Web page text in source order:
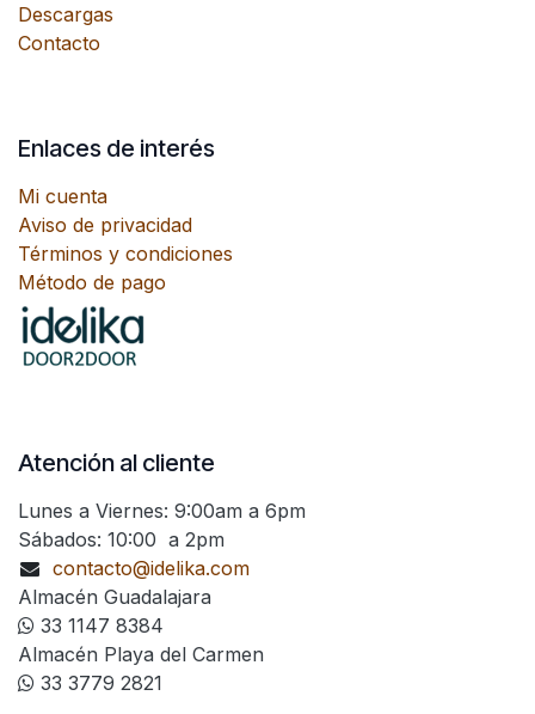
Descargas
Contacto
Enlaces de interés
Mi cuenta
Aviso de privacidad
Términos y condiciones
Método de pago
Atención al cliente
Lunes a Viernes: 9:00am a 6pm
Sábados: 10:00 a 2pm
contacto@idelika.com
Almacén Guadalajara
33 1147 8384
Almacén Playa del Carmen
33 3779 2821